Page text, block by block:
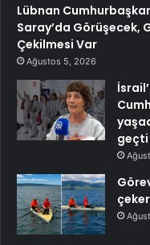
Lübnan
Saray’da Görüşecek,
Çekilmesi Var
Ağustos 5, 2026
geçti